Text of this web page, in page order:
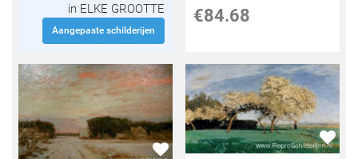
in ELKE GROOTTE
Aangepaste schilderijen
€84.68